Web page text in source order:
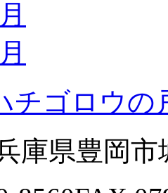
庫県豊岡市